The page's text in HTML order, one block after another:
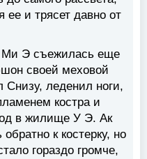
и трясет давно от
Ми Э съежилась еще
своей меховой
Снизу, леденил ноги,
костра и
в жилище У Э. Ак
к костерку, но
гораздо громче,